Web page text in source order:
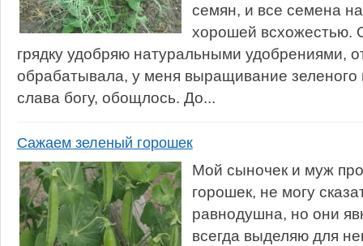
семян, и все семена
хорошей всхожестью.
грядку удобряю натуральными удобрениями,
обрабатывала, у меня выращивание зеленого
слава богу, обощлось. До...
Сажаем зеленый горошек
Мой сыночек и муж
горошек, не могу
равнодушна, но они
всегда выделяю для